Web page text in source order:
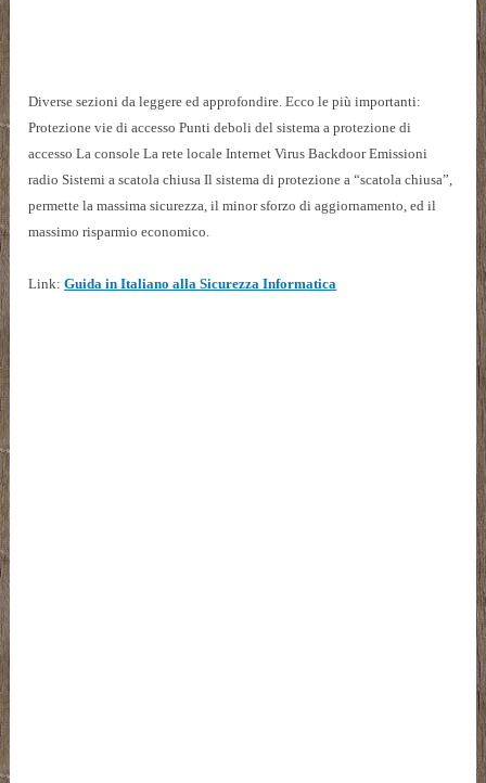
Diverse sezioni da leggere ed approfondire. Ecco le più importanti:
Protezione vie di accesso Punti deboli del sistema a protezione di
accesso La console La rete locale Internet Virus Backdoor Emissioni
radio Sistemi a scatola chiusa Il sistema di protezione a “scatola chiusa”,
permette la massima sicurezza, il minor sforzo di aggiornamento, ed il
massimo risparmio economico.
Link:Guida in Italiano alla Sicurezza Informatica